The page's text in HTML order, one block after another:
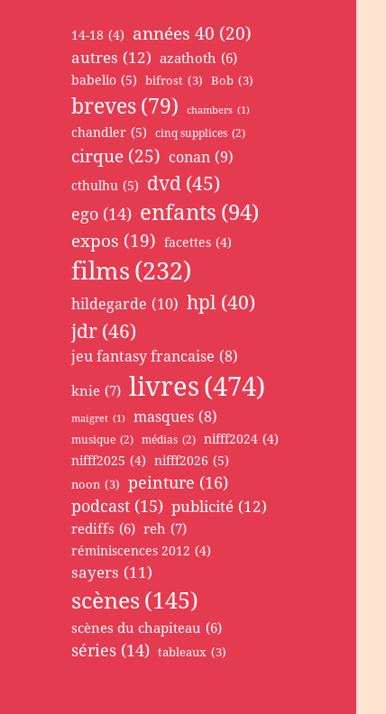
14-18 (4) années 40 (20)
autres (12) azathoth (6)
babelio (5) bifrost (3) Bob (3)
breves(79) chambers (1)
chandler (5) cinq supplices (2)
cirque (25) conan (9)
cthulhu (5) dvd (45)
ego (14) enfants (94)
expos (19) facettes (4)
films(232)
hildegarde (10) hpl (40)
jdr (46)
jeu fantasy francaise (8)
knie (7) livres(474)
maigret (1) masques (8)
musique (2) médias (2) nifff2024 (4)
nifff2025 (4) nifff2026 (5)
noon (3) peinture (16)
podcast (15) publicité (12)
rediffs (6) reh (7)
réminiscences 2012 (4)
sayers (11)
scènes(145)
scènes du chapiteau (6)
séries (14) tableaux (3)